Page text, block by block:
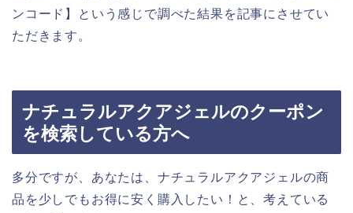
ンコード】という感じで調べた結果を記事にさせてい
ただきます。
ナチュラルアクアジェルのクーポン
を検索している方へ
多分ですが、あなたは、ナチュラルアクアジェルの商
品を少しでもお得に安く購入したい！と、考えている